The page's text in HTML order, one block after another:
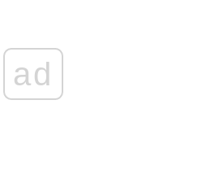
ad